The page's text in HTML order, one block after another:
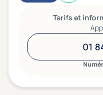
Tarifs et
01